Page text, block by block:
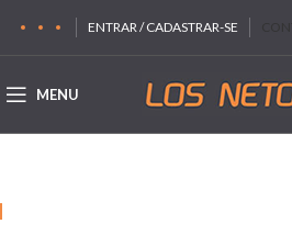
ENTRAR / CADASTRAR-SE
MENU